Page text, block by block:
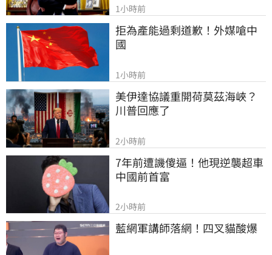
1小時前
拒為產能過剩道歉！外媒嗆中
國
1小時前
美伊達協議重開荷莫茲海峽？
川普回應了
2小時前
7年前遭譏傻逼！他現逆襲超車
中國前首富
2小時前
藍網軍講師落網！四叉貓酸爆